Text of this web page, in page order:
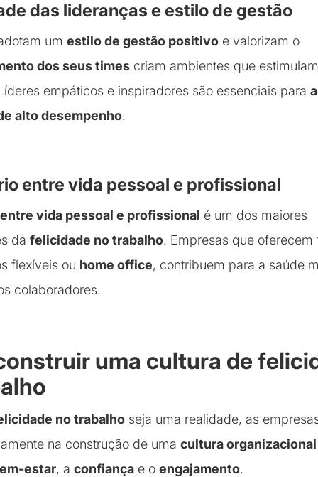
das lideranças e estilo de gestão
um estilo de gestão positivo e valorizam o
dos seus times criam ambientes que
empáticos e inspiradores são essenciais para
alto desempenho.
entre vida pessoal e profissional
vida pessoal e profissional é um dos maiores
da felicidade no trabalho. Empresas que
flexíveis ou home office, contribuem para a saúde
colaboradores.
uma cultura de
no trabalho seja uma realidade, as
na construção de uma cultura organizacional
estar, a confiança e o engajamento.